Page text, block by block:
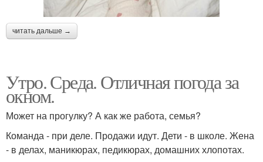
читать дальше →
Утро. Среда. Отличная погода за
окном.
Может на прогулку? А как же работа, семья?
Команда - при деле. Продажи идут. Дети - в школе. Жена
- в делах, маникюрах, педикюрах, домашних хлопотах.